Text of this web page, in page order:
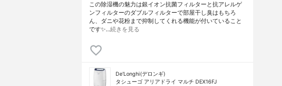
この除湿機の魅力は銀イオン抗菌フィルターと抗アレルゲ
ンフィルターのダブルフィルターで部屋干し臭はもちろ
ん、ダニや花粉まで抑制してくれる機能が付いていること
です✨…続きを見る
De'Longhi(デロンギ)
タシューゴ アリアドライ マルチ DEX16FJ